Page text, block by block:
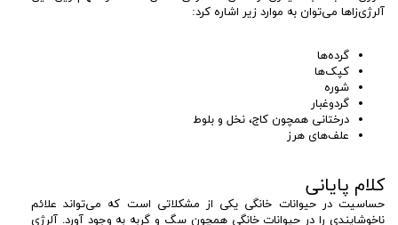
آلرژی‌زاها می‌توان به موارد زیر اشاره کرد:
گرده‌ها
کپک‌ها
شوره
گردوغبار
درختانی همچون کاج، نخل و بلوط
علف‌های هرز
کلام پایانی
حساسیت در حیوانات خانگی یکی از مشکلاتی است که می‌تواند علائم
ناخوشایندی را در حیوانات خانگی همچون سگ و گربه به وجود آورد. آلرژی